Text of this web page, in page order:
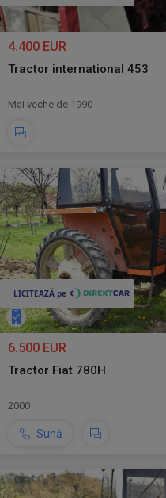
4.400 EUR
Tractor international 453
Mai veche de 1990
6.500 EUR
Tractor Fiat 780H
2000
Sună